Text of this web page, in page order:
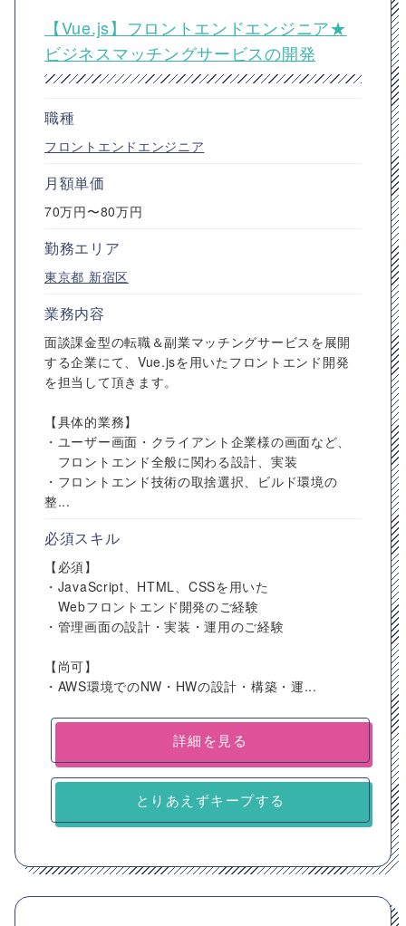
【Vue.js】フロントエンドエンジニア★
ビジネスマッチングサービスの開発
職種
フロントエンドエンジニア
月額単価
70万円〜80万円
勤務エリア
東京都 新宿区
業務内容
面談課金型の転職＆副業マッチングサービスを展開
する企業にて、Vue.jsを用いたフロントエンド開発
を担当して頂きます。
【具体的業務】
・ユーザー画面・クライアント企業様の画面など、
フロントエンド全般に関わる設計、実装
・フロントエンド技術の取捨選択、ビルド環境の
整...
必須スキル
【必須】
・JavaScript、HTML、CSSを用いた
Webフロントエンド開発のご経験
・管理画面の設計・実装・運用のご経験
【尚可】
・AWS環境でのNW・HWの設計・構築・運...
詳細を見る
とりあえずキープする